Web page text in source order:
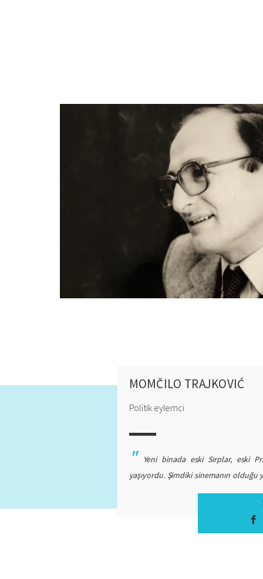
MOMČILO TRAJKOVIĆ
Politik eylemci
Yeni binada eski Sırplar, eski
yaşıyordu. Şimdiki sinemanın olduğu
olduğunu biliyor musunuz? Ve bu
için, eski ev sahiplerine apartmanlar
o binaya yerleşti. Ben ve benden